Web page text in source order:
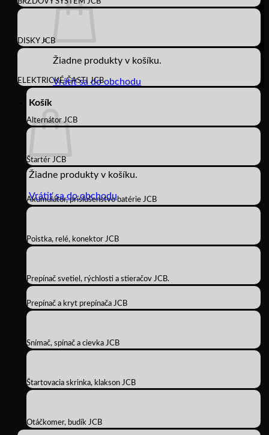
Žiadne produkty v košíku.
Vrátiť sa do obchodu
Košík
Žiadne produkty v košíku.
Vrátiť sa do obchodu
DISKY JCB
ELEKTRICKÉ ČASTI JCB
Alternátor JCB
Štartér JCB
Akumulátor, príslušenstvo batérie JCB
Poistka, relé, konektor JCB
Prepínač svetiel, rýchlosti a stieračov JCB.
Prepínač a kryt prepínača JCB
Snímač, spínač a cievka JCB
Štartovacia skrinka, klakson JCB
Otáčkomer, budík JCB